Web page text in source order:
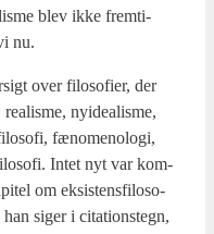
blev ikke frem­ti­
nu.
over filo­so­fi­er, der
nyi­de­a­lis­me,
fæno­meno­lo­gi,
Intet nyt var kom­
om eksi­stens­fi­lo­so­
siger i cita­tions­tegn,